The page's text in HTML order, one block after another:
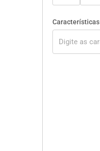
Características